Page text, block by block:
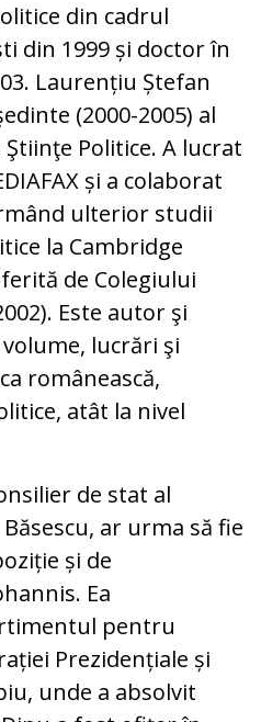
din cadrul
din 1999 și doctor în
Laurențiu Ștefan
(2000-2005) al
Politice. A lucrat
și a colaborat
ulterior studii
la Cambridge
de Colegiului
Este autor şi
lucrări şi
românească,
atât la nivel
de stat al
ar urma să fie
și de
Ea
pentru
Prezidențiale și
unde a absolvit